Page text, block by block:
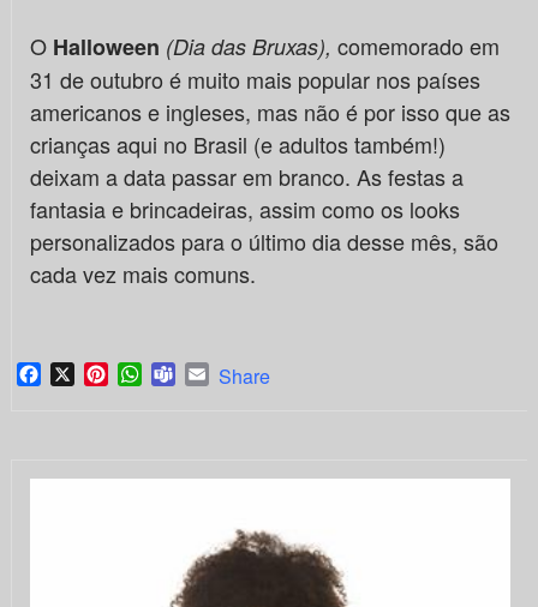
O Halloween (Dia das Bruxas), comemorado em
31 de outubro é muito mais popular nos países
americanos e ingleses, mas não é por isso que as
crianças aqui no Brasil (e adultos também!)
deixam a data passar em branco. As festas a
fantasia e brincadeiras, assim como os looks
personalizados para o último dia desse mês, são
cada vez mais comuns.
Facebook
X PinterestWhatsApp
TeamsEmail
Share